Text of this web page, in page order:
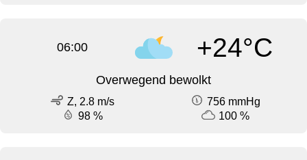
06:00 +24°C
Overwegend bewolkt
Z, 2.8 m/s
756 mmHg
98 %
100 %